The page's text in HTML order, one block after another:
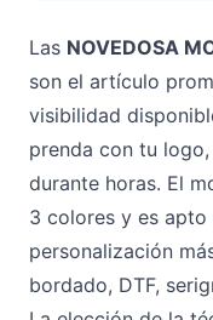
Las NOVEDOSA
son el artículo
visibilidad
prenda con tu
durante horas. El
3 colores y es
personalización
bordado, DTF,